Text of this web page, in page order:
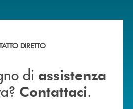
assistenza immediata? Contattaci .
DIRETTO
di assistenza
Contattaci.